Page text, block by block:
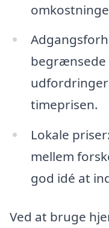
begrænsede
timeprisen.
Lokale
mellem
god idé at
Ved at bruge